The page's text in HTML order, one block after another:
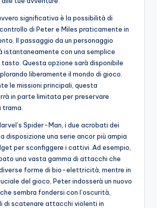
significativa è la possibilità di
di Peter e Miles praticamente in
Il passaggio da un personaggio
istantaneamente con una semplice
tasto. Questa opzione sarà disponibile
liberamente il mondo di gioco.
le missioni principali, questa
in parte limitata per preservare
Spider-Man, i due acrobati dei
disposizione una serie ancor più ampia
per sconfiggere i cattivi. Ad esempio,
una vasta gamma di attacchi che
forme di bio-elettricità, mentre in
del gioco, Peter indosserà un nuovo
sembra fondersi con l’oscurità,
di scatenare attacchi violenti in